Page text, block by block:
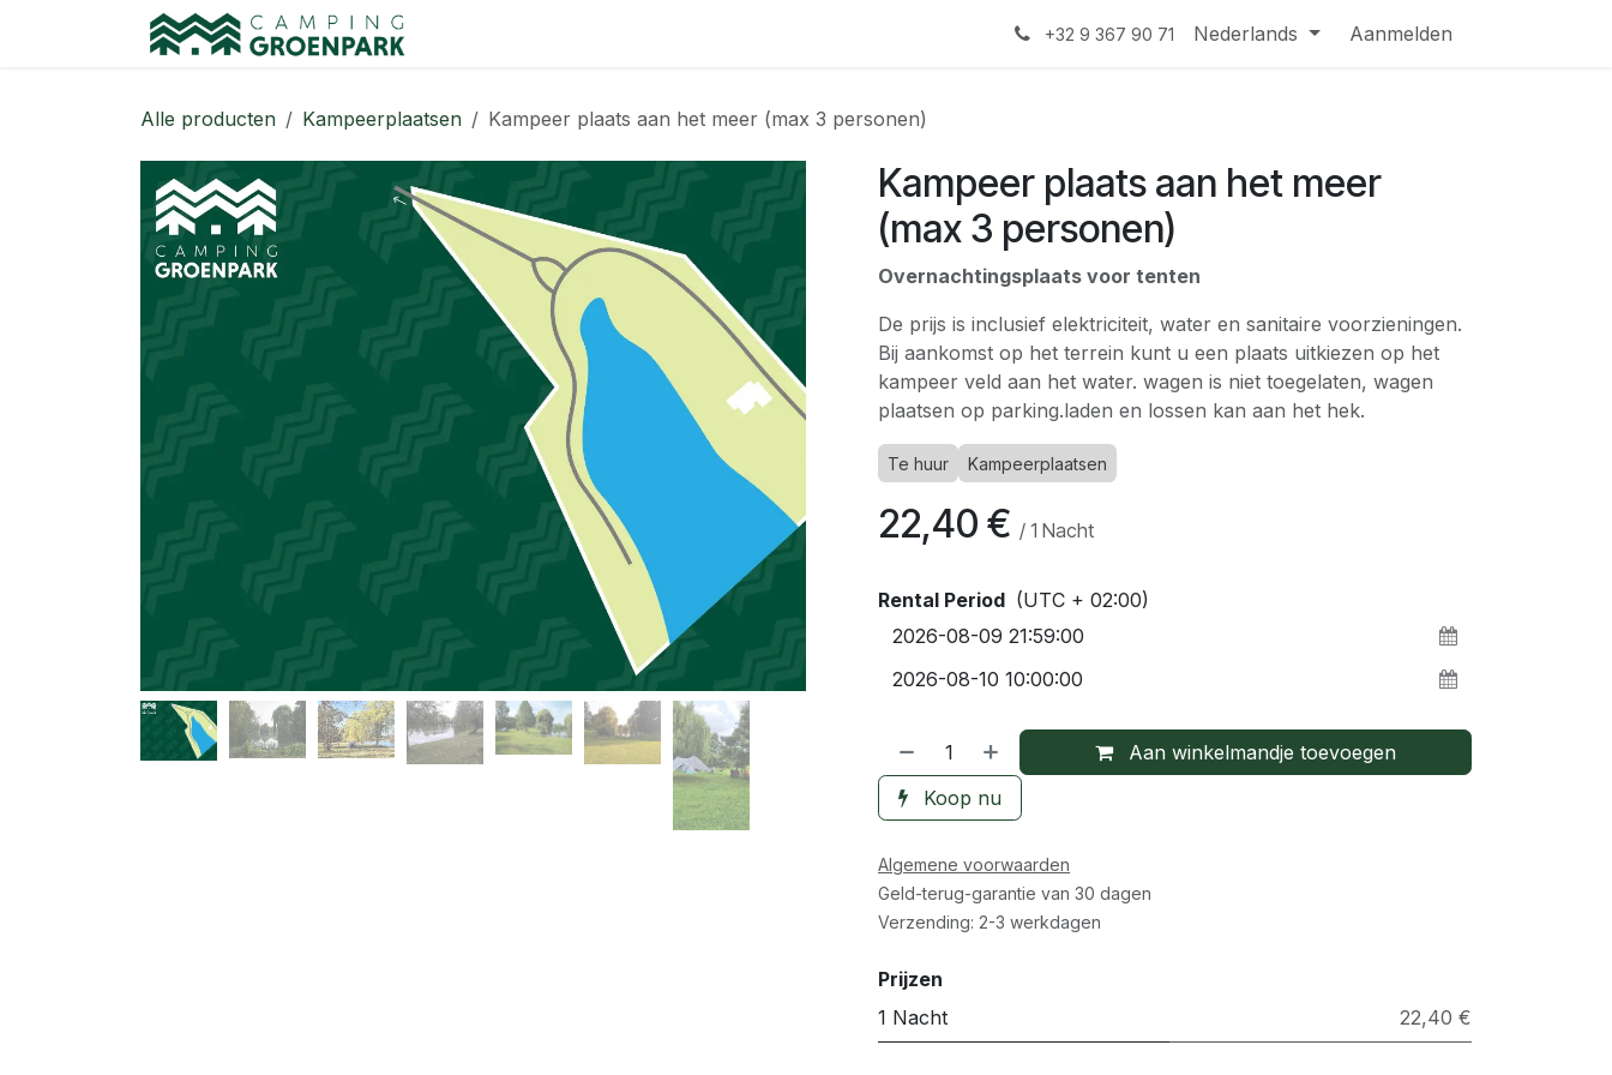
Overslaan naar inhoud
+32 9 367 90 71 Nederlands Aanmelden
Alle producten Kampeerplaatsen Kampeer plaats aan het meer (max 3 personen)
Kampeer plaats aan het meer
(max 3 personen)
Overnachtingsplaats voor tenten
De prijs is inclusief elektriciteit, water en sanitaire voorzieningen.
Bij aankomst op het terrein kunt u een plaats uitkiezen op het
kampeer veld aan het water. wagen is niet toegelaten, wagen
plaatsen op parking.laden en lossen kan aan het hek.
Te huur Kampeerplaatsen
22,40 € / 1 Nacht
Rental Period (UTC + 02:00)
Aan winkelmandje toevoegen
Koop nu
Algemene voorwaarden
Geld-terug-garantie van 30 dagen
Verzending: 2-3 werkdagen
Prijzen
1 Nacht
22,40 €